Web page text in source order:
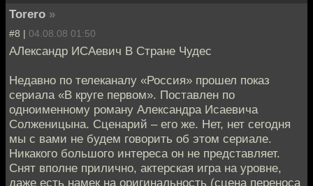
Torero »
#8 | 04.08.08 01:50
АЛександр ИСАевич В Стране Чудес
Недавно по телеканалу «Россия» прошел показ
сериала «В круге первом». Поставлен по
одноименному роману Александра Исаевича
Солженицына. Сценарий – его же. Нет, нет сегодня
мы с вами не будем говорить об этом сериале.
Никакого большого интереса он не представляет.
Снят вполне прилично, актерская игра на уровне,
даже есть намек на оригинальность (сцена переноса